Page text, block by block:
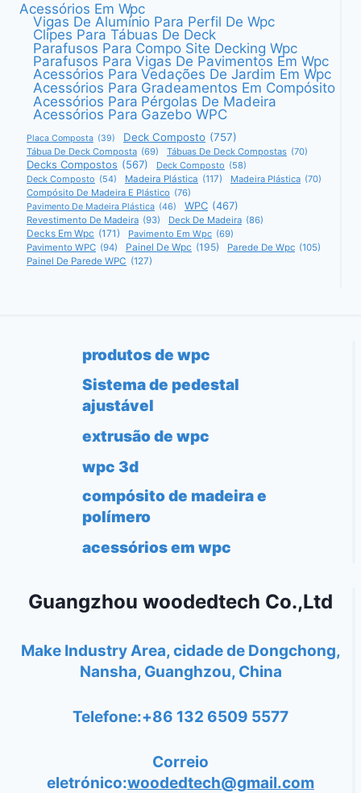
Acessórios Em Wpc
Vigas De Alumínio Para Perfil De Wpc
Clipes Para Tábuas De Deck
Parafusos Para Compo Site Decking Wpc
Parafusos Para Vigas De Pavimentos Em Wpc
Acessórios Para Vedações De Jardim Em Wpc
Acessórios Para Gradeamentos Em Compósito
Acessórios Para Pérgolas De Madeira
Acessórios Para Gazebo WPC
Placa Composta (39) Deck Composto (757)
Tábua De Deck Composta (69) Tábuas De Deck Compostas (70)
Decks Compostos (567) Deck Composto (58)
Deck Composto (54) Madeira Plástica (117) Madeira Plástica (70)
Compósito De Madeira E Plástico (76)
Pavimento De Madeira Plástica (46) WPC (467)
Revestimento De Madeira (93) Deck De Madeira (86)
Decks Em Wpc (171) Pavimento Em Wpc (69)
Pavimento WPC (94) Painel De Wpc (195) Parede De Wpc (105)
Painel De Parede WPC (127)
produtos de wpc
Sistema de pedestal
ajustável
extrusão de wpc
wpc 3d
compósito de madeira e
polímero
acessórios em wpc
Guangzhou woodedtech Co.,Ltd
Make Industry Area, cidade de Dongchong,
Nansha, Guanghzou, China
Telefone:+86 132 6509 5577
Correio
eletrónico:woodedtech@gmail.com